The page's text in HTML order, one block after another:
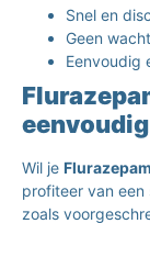
Snel en
Geen
Eenvoudig
Wil je
profiteer van een
zoals